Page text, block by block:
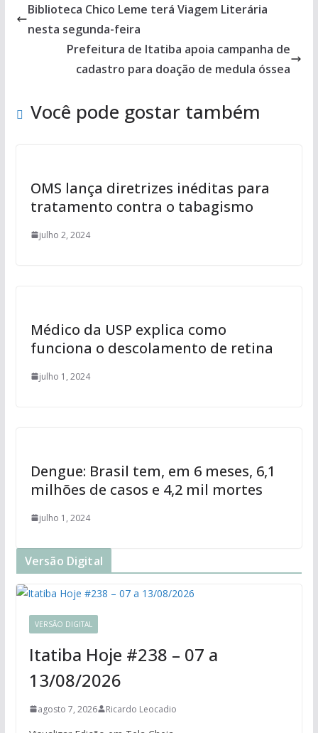
Biblioteca Chico Leme terá Viagem Literária
nesta segunda-feira
Prefeitura de Itatiba apoia campanha de
cadastro para doação de medula óssea
Você pode gostar também
OMS lança diretrizes inéditas para
tratamento contra o tabagismo
julho 2, 2024
Médico da USP explica como
funciona o descolamento de retina
julho 1, 2024
Dengue: Brasil tem, em 6 meses, 6,1
milhões de casos e 4,2 mil mortes
julho 1, 2024
Versão Digital
VERSÃO DIGITAL
Itatiba Hoje #238 – 07 a
13/08/2026
agosto 7, 2026 Ricardo Leocadio